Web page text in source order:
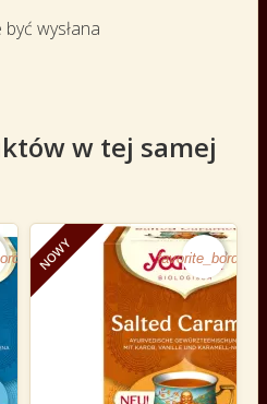
wysłana
w tej samej
NOWY favorite_border